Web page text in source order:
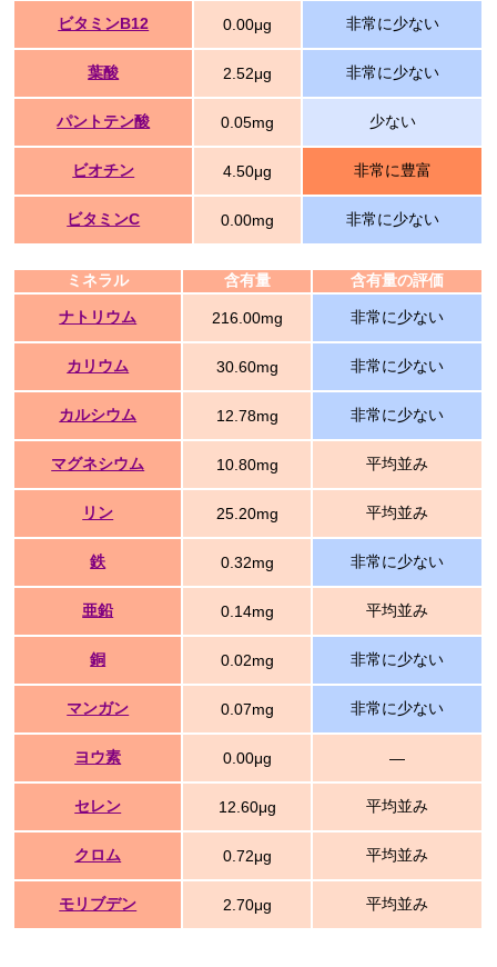
ビタミンB12 0.00μg 非常に少ない
葉酸 2.52μg 非常に少ない
パントテン酸 0.05mg 少ない
ビオチン 4.50μg 非常に豊富
ビタミンC 0.00mg 非常に少ない
ミネラル 含有量 含有量の評価
ナトリウム 216.00mg 非常に少ない
カリウム 30.60mg 非常に少ない
カルシウム 12.78mg 非常に少ない
マグネシウム 10.80mg 平均並み
リン 25.20mg 平均並み
鉄 0.32mg 非常に少ない
亜鉛 0.14mg 平均並み
銅 0.02mg 非常に少ない
マンガン 0.07mg 非常に少ない
ヨウ素 0.00μg ―
セレン 12.60μg 平均並み
クロム 0.72μg 平均並み
モリブデン 2.70μg 平均並み